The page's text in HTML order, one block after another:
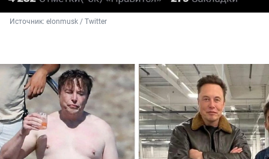
Источник: elonmusk / Twitter